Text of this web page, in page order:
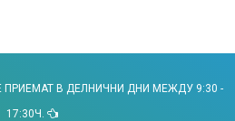
В ДЕЛНИЧНИ ДНИ МЕЖДУ 9:30 -
17:30Ч.